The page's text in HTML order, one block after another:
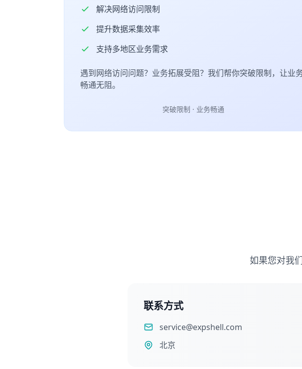
解决网络访问限制
提升数据采集效率
支持多地区业务需求
遇到网络访问问题？业务拓展受阻？我们帮你突破限制，让业
畅通无阻。
突破限制 · 业务畅通
如果您对我
联系方式
service@expshell.com
北京